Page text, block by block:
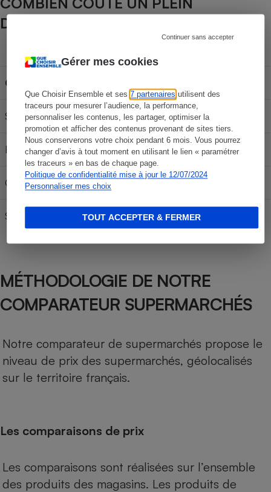
Gérer mes cookies
Que Choisir Ensemble et ses7 partenaires utilisent des
traceurs pour mesurer l’audience, la performance,
personnaliser les contenus, les partager, optimiser la
promotion et afficher des contenus provenant de sites tiers.
Nous conserverons votre choix pendant 6 mois. Vous pourrez
changer d’avis à tout moment en utilisant le lien « paramétrer
les traceurs » en bas de chaque page.
Politique de confidentialité mise à jour le 12/07/2024
Personnaliser mes choix
Continuer sans accepter
TOUT ACCEPTER & FERMER
D'ESSENCE DANS CETTE STATION ?
Carburant
SP 95-E10 59,37 € 98,95 € 138,53 €
E85 24,87 € 41,45 € 58,03 €
Gazole 62,97 € 104,95 € 146,93 €
SP95 60,87 € 101,45 €
MÉTHODOLOGIE DE NOTRE
COMPARATEUR SUPERMARCHÉS
Notre comparateur de supermarchés propose le
niveau de prix des supermarchés, géolocalisés
sur le territoire français.
Les comparaisons de prix
Les comparaisons sont réalisées sur l’ensemble
des produits des magasins. Les produits de